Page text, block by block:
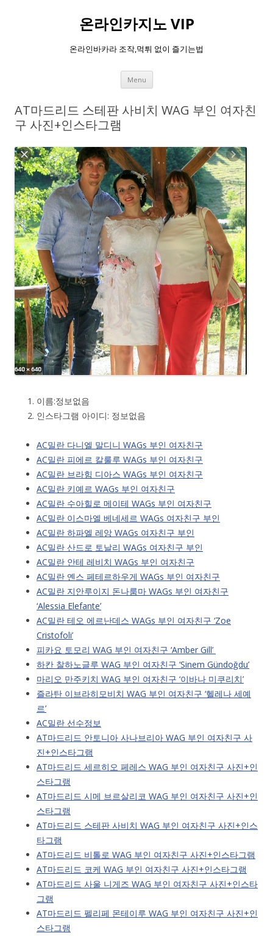
온라인카지노 VIP
온라인바카라 조작,먹튀 없이 즐기는법
Menu Skip
content
AT마드리드 스테판 사비치 WAG 부인 여자친
구 사진+인스타그램
이름:정보없음
인스타그램 아이디: 정보없음
AC밀란 다니엘 말디니 WAGs 부인 여자친구
AC밀란 피에르 칼룰루 WAGs 부인 여자친구
AC밀란 브라힘 디아스 WAGs 부인 여자친구
AC밀란 키예르 WAGs 부인 여자친구
AC밀란 수아힐로 메이테 WAGs 부인 여자친구
AC밀란 이스마엘 베네세르 WAGs 여자친구 부인
AC밀란 하파엘 레앙 WAGs 여자친구 부인
AC밀란 산드로 토날리 WAGs 여자친구 부인
AC밀란 안테 레비치 WAGs 부인 여자친구
AC밀란 옌스 페테르하우게 WAGs 부인 여자친구
AC밀란 지안루이지 돈나룸마 WAGs 부인 여자친구
‘Alessia Elefante’
AC밀란 테오 에르난데스 WAGs 부인 여자친구 ‘Zoe
Cristofoli’
피카요 토모리 WAG 부인 여자친구 ‘Amber Gill’
하칸 찰하노글루 WAG 부인 여자친구 ‘Sinem Gündoğdu’
마리오 만주키치 WAG 부인 여자친구 ‘이바나 미쿠리치’
즐라탄 이브라히모비치 WAG 부인 여자친구 ‘헬레나 세예
르’
AC밀란 선수정보
AT마드리드 안토니아 사나브리아 WAG 부인 여자친구 사
진+인스타그램
AT마드리드 세르히오 페레스 WAG 부인 여자친구 사진+인
스타그램
AT마드리드 시메 브르살리코 WAG 부인 여자친구 사진+인
스타그램
AT마드리드 스테판 사비치 WAG 부인 여자친구 사진+인스
타그램
AT마드리드 비톨로 WAG 부인 여자친구 사진+인스타그램
AT마드리드 코케 WAG 부인 여자친구 사진+인스타그램
AT마드리드 사울 니게즈 WAG 부인 여자친구 사진+인스타
그램
AT마드리드 펠리페 몬테이루 WAG 부인 여자친구 사진+인
스타그램